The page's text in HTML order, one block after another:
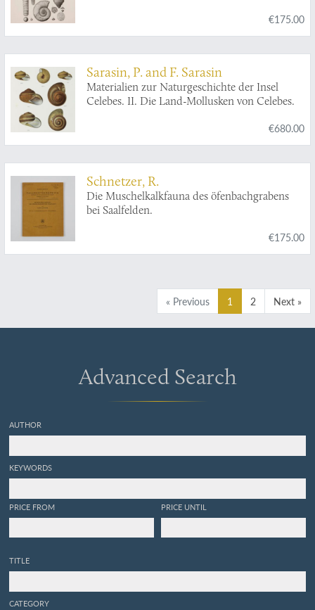
€175.00
Sarasin, P. and F. Sarasin
Materialien zur Naturgeschichte der Insel
Celebes. II. Die Land-Mollusken von Celebes.
€680.00
Schnetzer, R.
Die Muschelkalkfauna des öfenbachgrabens
bei Saalfelden.
€175.00
« Previous 1 2 Next »
Advanced Search
AUTHOR
KEYWORDS
PRICE FROM PRICE UNTIL
TITLE
CATEGORY